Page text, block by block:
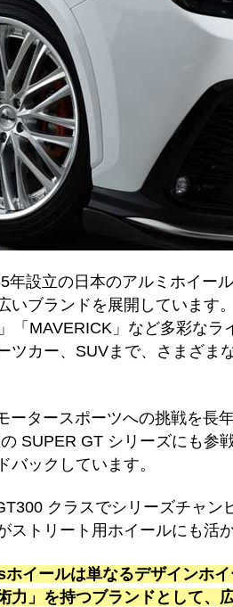
年設立の日本のアルミホイー
いブランドを展開しています。
「MAVERICK」など多彩な
ツカー、SUVまで、さまざま
ータースポーツへの挑戦を長
SUPER GT シリーズにも参
バックしています。
クラスでシリーズチャン
ストリート用ホイールにも活
ホイールは単なるデザインホ
力」を持つブランドとして、